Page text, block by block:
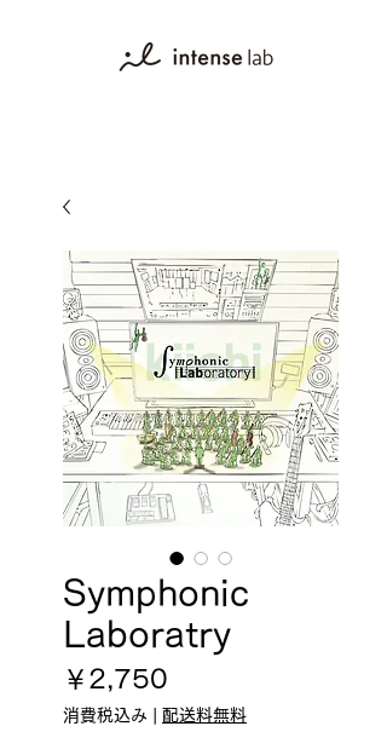
Symphonic
Laboratry
￥2,750
格
消費税込み 配送料無料